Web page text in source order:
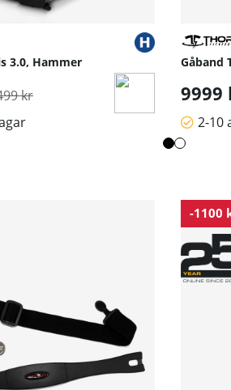
klasser med din Bio Force.
surfplatta eller laptop, ingen
3.0, Hammer
pris:
kr
Gåband
9999
2-10
-1100